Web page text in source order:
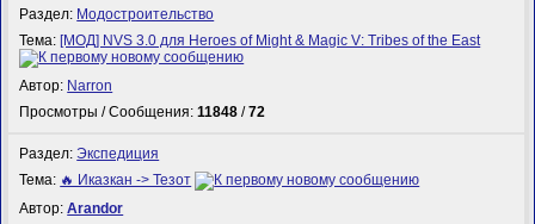
Раздел: Модостроительство
Тема: [МОД] NVS 3.0 для Heroes of Might & Magic V: Tribes of the East
Автор: Narron
Просмотры / Сообщения:11848 /72
Раздел:Экспедиция
Тема: 🔥 Иказкан -> Тезот
Автор:Arandor